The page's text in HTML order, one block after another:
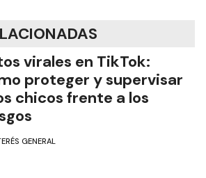
virales en TikTok:
proteger y supervisar
chicos frente a los
GENERAL